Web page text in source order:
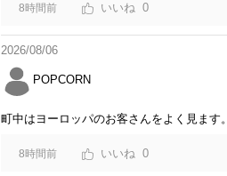
8時間前 0
2026/08/06
POPCORN
町中はヨーロッパのお客さんをよく見ます。
8時間前 0